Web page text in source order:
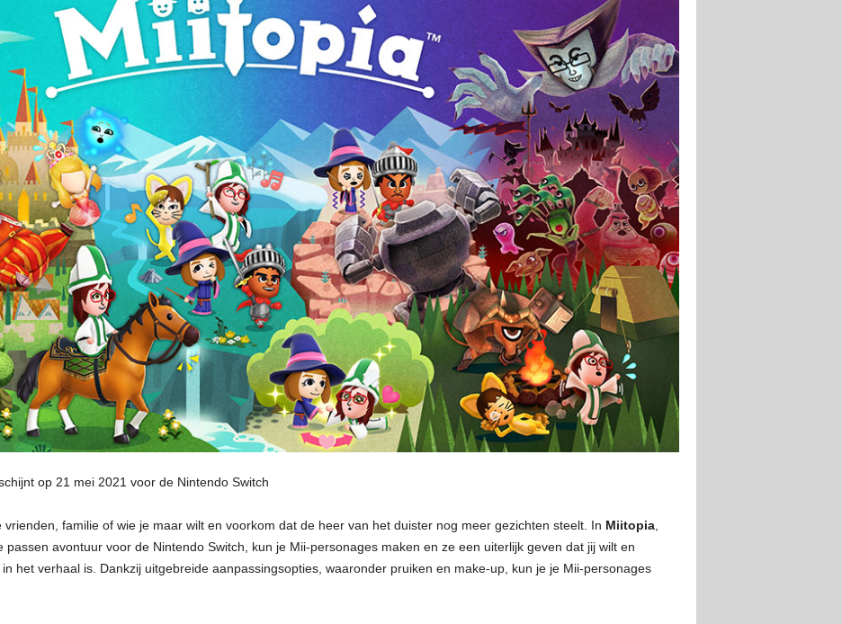
op 21 mei 2021 voor de Nintendo Switch
familie of wie je maar wilt en voorkom dat de heer van het duister nog meer gezichten steelt. In Miitopia,
avontuur voor de Nintendo Switch, kun je Mii-personages maken en ze een uiterlijk geven dat jij wilt en
het verhaal is. Dankzij uitgebreide aanpassingsopties, waaronder pruiken en make-up, kun je je Mii-personages